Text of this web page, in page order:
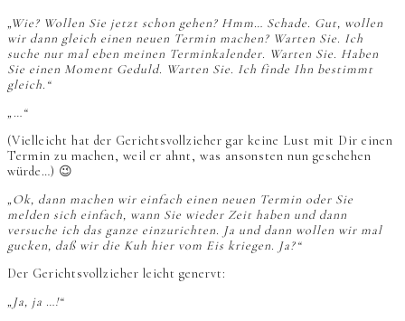
„Wie? Wollen Sie jetzt schon gehen? Hmm… Schade. Gut, wollen
wir dann gleich einen neuen Termin machen? Warten Sie. Ich
suche nur mal eben meinen Terminkalender. Warten Sie. Haben
Sie einen Moment Geduld. Warten Sie. Ich finde Ihn bestimmt
gleich.“
„…“
(Vielleicht hat der Gerichtsvollzieher gar keine Lust mit Dir einen
Termin zu machen, weil er ahnt, was ansonsten nun geschehen
würde…) 😉
„Ok, dann machen wir einfach einen neuen Termin oder Sie
melden sich einfach, wann Sie wieder Zeit haben und dann
versuche ich das ganze einzurichten. Ja und dann wollen wir mal
gucken, daß wir die Kuh hier vom Eis kriegen. Ja?“
Der Gerichtsvollzieher leicht genervt:
„Ja, ja …!“